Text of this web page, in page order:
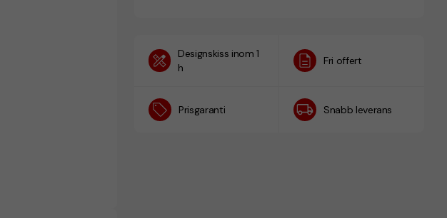
Designskiss inom 1
h
Fri offert
Prisgaranti Snabb leverans